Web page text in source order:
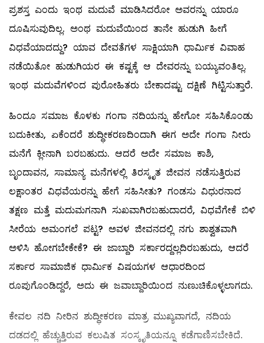
ಪ್ರಶಸ್ತ ಎಂದು ಇಂಥ ಮದುವೆ ಮಾಡಿಸಿದರೋ ಅವರನ್ನು ಯಾರೂ
ದೂಷಿಸುವುದಿಲ್ಲ. ಅಂಥ ಮದುವೆಯಿಂದ ತಾನೇ ಹುಡುಗಿ ಹೀಗೆ
ವಿಧವೆಯಾದದ್ದು? ಯಾವ ದೇವತೆಗಳ ಸಾಕ್ಷಿಯಾಗಿ ಧಾರ್ಮಿಕ ವಿವಾಹ
ನಡೆಯಿತೋ ಹುಡುಗಿಯರ ಈ ಕಷ್ಟಕ್ಕೆ ಆ ದೇವರನ್ನು ಬಯ್ಯುವಂತಿಲ್ಲ.
ಇಂಥ ಮದುವೆಗಳಿಂದ ಪುರೋಹಿತರು ಬೇಕಾದಷ್ಟು ದಕ್ಷಿಣೆ ಗಿಟ್ಟಿಸುತ್ತಾರೆ.
ಹಿಂದೂ ಸಮಾಜ ಕೊಳಕು ಗಂಗಾ ನದಿಯನ್ನು ಹೇಗೋ ಸಹಿಸಿಕೊಂಡು
ಬದುಕೀತು, ಏಕೆಂದರೆ ಶುದ್ಧೀಕರಣದಿಂದಾಗಿ ಈಗ ಅದೇ ಗಂಗಾ ನೀರು
ಮನೆಗೆ ಕ್ಲೀನಾಗಿ ಬರಬಹುದು. ಆದರೆ ಅದೇ ಸಮಾಜ ಕಾಶಿ,
ಬೃಂದಾವನ, ಸಾಮಾನ್ಯ ಮನೆಗಳಲ್ಲಿ ತಿರಸ್ಕೃತ ಜೀವನ ನಡೆಸುತ್ತಿರುವ
ಲಕ್ಷಾಂತರ ವಿಧವೆಯರನ್ನು ಹೇಗೆ ಸಹಿಸೀತು? ಗಂಡಸು ವಿಧುರನಾದ
ತಕ್ಷಣ ಮತ್ತೆ ಮದುಮಗನಾಗಿ ಸುಖವಾಗಿರಬಹುದಾದರೆ, ವಿಧವೆಗೇಕೆ ಬಿಳಿ
ಸೀರೆಯ ಅಮಂಗಲೆ ಪಟ್ಟ? ಅವಳ ಜೀವನದಲ್ಲಿ ನಗು ಶಾಶ್ವತವಾಗಿ
ಅಳಿಸಿ ಹೋಗಬೇಕೇಕೆ? ಈ ಜಾಬ್ದಾರಿ ಸರ್ಕಾರದ್ದಲ್ಲದಿರಬಹುದು, ಆದರೆ
ಸರ್ಕಾರ ಸಾಮಾಜಿಕ ಧಾರ್ಮಿಕ ವಿಷಯಗಳ ಆಧಾರದಿಂದ
ರೂಪುಗೊಂಡಿದ್ದರೆ, ಅದು ಈ ಜವಾಬ್ದಾರಿಯಿಂದ ನುಣುಚಿಕೊಳ್ಳಲಾಗದು.
ಕೇವಲ ನದಿ ನೀರಿನ ಶುದ್ಧೀಕರಣ ಮಾತ್ರ ಮುಖ್ಯವಾಗದೆ, ನದಿಯ
ದಡದಲ್ಲಿ ಹೆಚ್ಚುತ್ತಿರುವ ಕಲುಷಿತ ಸಂಸ್ಕೃತಿಯನ್ನೂ ಕಡೆಗಾಣಿಸಬೇಕಿದೆ.